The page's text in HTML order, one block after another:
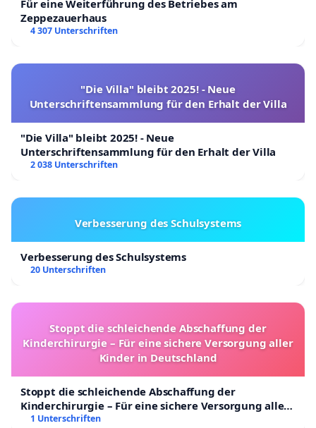
Für eine Weiterführung des Betriebes am
Zeppezauerhaus
4 307 Unterschriften
"Die Villa" bleibt 2025! - Neue
Unterschriftensammlung für den Erhalt der Villa
"Die Villa" bleibt 2025! - Neue
Unterschriftensammlung für den Erhalt der Villa
2 038 Unterschriften
Verbesserung des Schulsystems
Verbesserung des Schulsystems
20 Unterschriften
Stoppt die schleichende Abschaffung der
Kinderchirurgie – Für eine sichere Versorgung aller
Kinder in Deutschland
Stoppt die schleichende Abschaffung der
Kinderchirurgie – Für eine sichere Versorgung aller
Kinder in Deutschland
1 Unterschriften